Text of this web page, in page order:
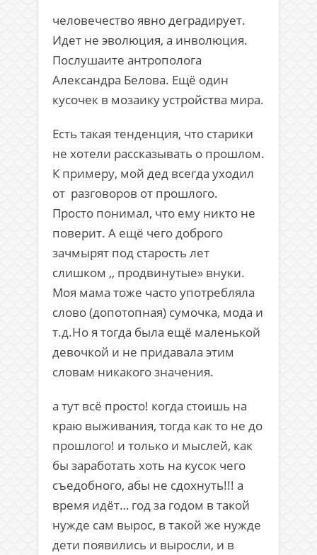
человечество явно деградирует.
Идет не эволюция, а инволюция.
Послушаите антрополога
Александра Белова. Ещё один
кусочек в мозаику устройства мира.
Есть такая тенденция, что старики
не хотели рассказывать о прошлом.
К примеру, мой дед всегда уходил
от разговоров от прошлого.
Просто понимал, что ему никто не
поверит. А ещё чего доброго
зачмырят под старость лет
слишком ,, продвинутые» внуки.
Моя мама тоже часто употребляла
слово (допотопная) сумочка, мода и
т.д.Но я тогда была ещё маленькой
девочкой и не придавала этим
словам никакого значения.
а тут всё просто! когда стоишь на
краю выживания, тогда как то не до
прошлого! и только и мыслей, как
бы заработать хоть на кусок чего
съедобного, абы не сдохнуть!!! а
время идёт… год за годом в такой
нужде сам вырос, в такой же нужде
дети появились и выросли, и в